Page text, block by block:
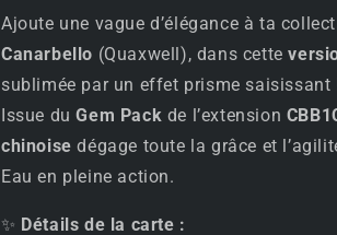
沃
–
Gem
Pack
CBB1C
–
06
–
–
Gem
Pack
–
06
–
Ajoute une vague d’élégance à ta
Canarbello (Quaxwell), dans cette
sublimée par un effet prisme saisissant
Issue duGem Pack de l’extension
chinoise dégage toute la grâce et
Eau en pleine action.
✨ Détails de la carte :